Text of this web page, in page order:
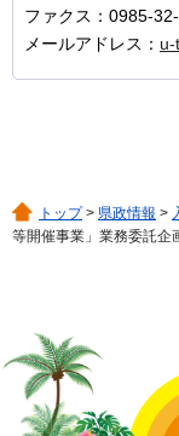
ファクス：0985-
メールアドレス：
トップ> 県政情報 >
等開催事業」業務委託企